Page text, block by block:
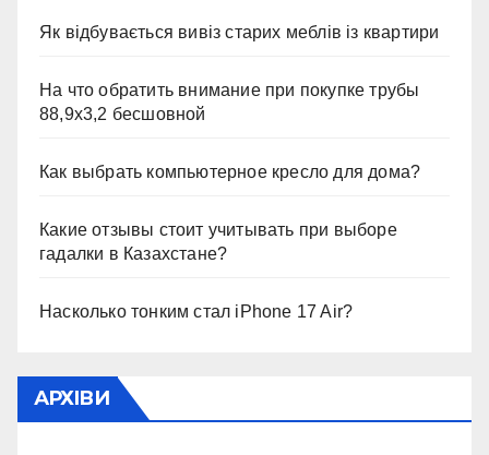
Як відбувається вивіз старих меблів із квартири
На что обратить внимание при покупке трубы
88,9х3,2 бесшовной
Как выбрать компьютерное кресло для дома?
Какие отзывы стоит учитывать при выборе
гадалки в Казахстане?
Насколько тонким стал iPhone 17 Air?
АРХІВИ